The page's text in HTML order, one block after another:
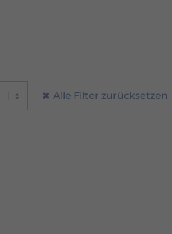
Alle Filter zurücksetzen